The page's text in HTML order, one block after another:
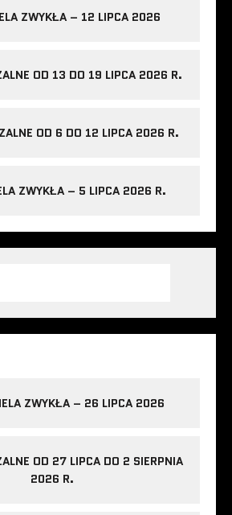
ZWYKŁA – 12 LIPCA 2026
OD 13 DO 19 LIPCA 2026 R.
OD 6 DO 12 LIPCA 2026 R.
ZWYKŁA – 5 LIPCA 2026 R.
ZWYKŁA – 26 LIPCA 2026
OD 27 LIPCA DO 2 SIERPNIA
2026 R.